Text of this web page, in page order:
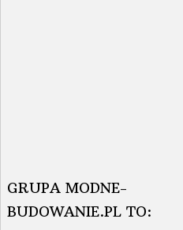
GRUPA MODNE-
BUDOWANIE.PL TO: